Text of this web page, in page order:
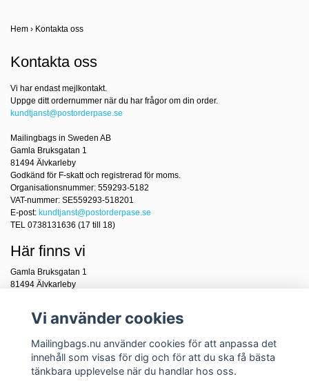
Hem › Kontakta oss
Kontakta oss
Vi har endast mejlkontakt.
Uppge ditt ordernummer när du har frågor om din order.
kundtjanst@postorderpase.se
Mailingbags in Sweden AB
Gamla Bruksgatan 1
81494 Älvkarleby
Godkänd för F-skatt och registrerad för moms.
Organisationsnummer: 559293-5182
VAT-nummer: SE559293-518201
E-post: kundtjanst@postorderpase.se
TEL 0738131636 (17 till 18)
Här finns vi
Gamla Bruksgatan 1
81494 Älvkarleby
Vi använder cookies
Mailingbags.nu använder cookies för att anpassa det
innehåll som visas för dig och för att du ska få bästa
tänkbara upplevelse när du handlar hos oss.